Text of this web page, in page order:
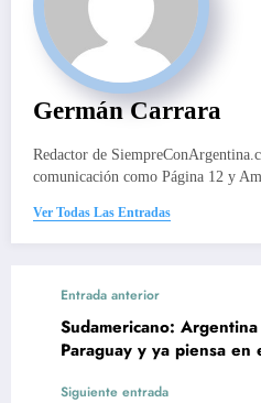
Germán Carrara
Redactor de
comunicación como Página 12 y
Ver Todas Las Entradas
Entrada anterior
Sudamericano:
Paraguay y ya piensa en
Siguiente entrada